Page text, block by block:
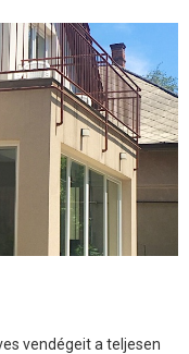
vendégeit a teljesen